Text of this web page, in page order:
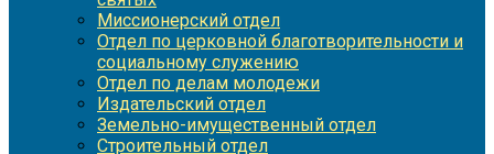
Миссионерский отдел
Отдел по церковной благотворительности и
социальному служению
Отдел по делам молодежи
Издательский отдел
Земельно-имущественный отдел
Строительный отдел